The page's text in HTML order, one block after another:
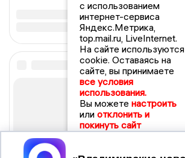
с использованием
интернет-сервиса
Яндекс.Метрика,
top.mail.ru, LiveInternet.
На сайте используются
cookie. Оставаясь на
сайте, вы принимаете
все условия
использования.
Вы можете настроить
или отклонить и
покинуть сайт
Принять